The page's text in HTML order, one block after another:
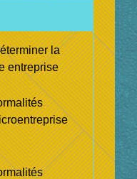
la
entreprise